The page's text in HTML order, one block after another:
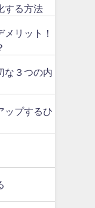
する方法
リット！
な３つの内
ップするひ